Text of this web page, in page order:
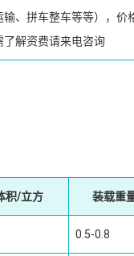
、拼车整车等等），价
解资费请来电咨询
积/立方 装载重
0.5-0.8